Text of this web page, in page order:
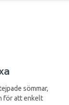
sömmar,
för att enkelt